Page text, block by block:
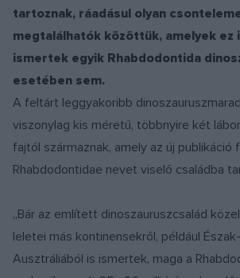
tartoznak, ráadásul olyan
megtalálhatók közöttük, amelyek ez
ismertek egyik Rhabdodontida
esetében sem.
A feltárt leggyakoribb
viszonylag kis méretű, többnyire két
fajtól származnak, amely az új publikáció
Rhabdodontidae nevet viselő családba
„Bár az említett dinoszauruszcsalád
leletei más kontinensekről, például
Ausztráliából is ismertek, maga a